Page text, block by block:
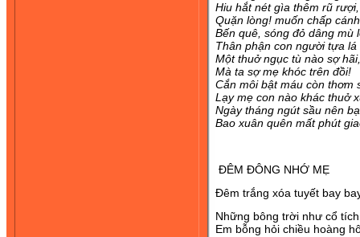
Hiu hắt nét gìa thêm rũ rượi,
Quặn lòng! muốn chấp
Bến quê, sóng đỏ dâng mù
Thân phận con người tựa lá
Một thuở ngục tù nào sợ hãi,
Mà ta sợ mẹ khóc trên đồi!
Cắn môi bật máu còn thơm
Lạy mẹ con nào khác thuở
Ngày tháng ngút sầu nên
Bao xuân quên mất phút
ĐÊM ĐÔNG NHỚ MẸ
Đêm trắng xóa tuyết bay
Những bông trời như cổ
Em bỗng hỏi chiều hoàng